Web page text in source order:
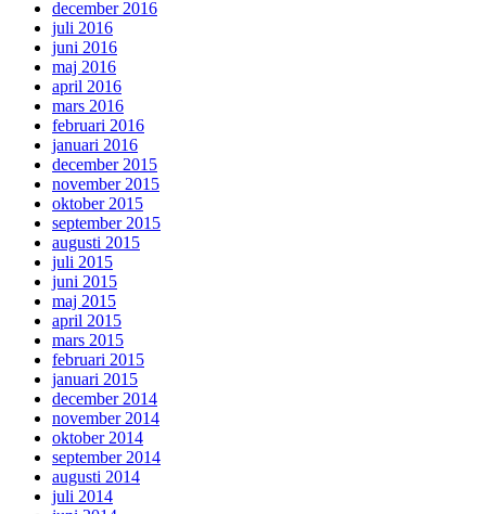
december 2016
juli 2016
juni 2016
maj 2016
april 2016
mars 2016
februari 2016
januari 2016
december 2015
november 2015
oktober 2015
september 2015
augusti 2015
juli 2015
juni 2015
maj 2015
april 2015
mars 2015
februari 2015
januari 2015
december 2014
november 2014
oktober 2014
september 2014
augusti 2014
juli 2014